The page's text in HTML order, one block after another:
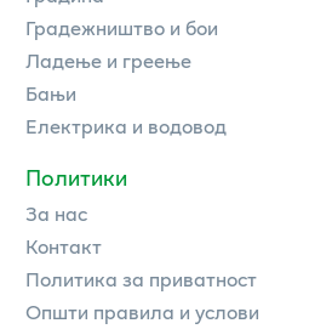
Градежништво и бои
Ладење и греење
Бањи
Електрика и водовод
Политики
За нас
Контакт
Политика за приватност
Општи правила и услови